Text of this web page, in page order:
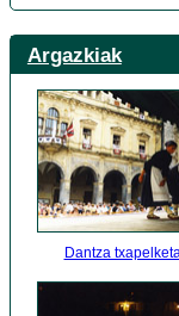
Argazkiak
Dantza